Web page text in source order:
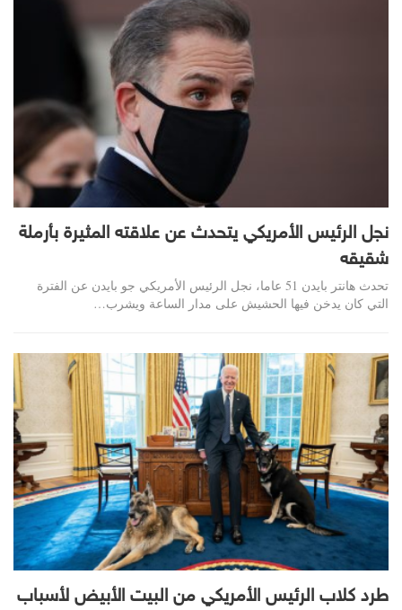
نجل الرئيس الأمريكي يتحدث عن علاقته المثيرة بأرملة
شقيقه
تحدث هانتر بايدن 51 عاما، نجل الرئيس الأمريكي جو بايدن عن الفترة
التي كان يدخن فيها الحشيش على مدار الساعة ويشرب…
طرد كلاب الرئيس الأمريكي من البيت الأبيض لأسباب